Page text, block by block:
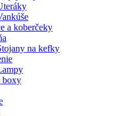
a koberčeky
na kefky
boxy